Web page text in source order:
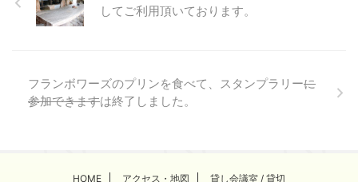
してご利用頂いております。
フランボワーズのプリンを食べて、スタンプラリーに
参加できますは終了しました。
HOME アクセス・地図 貸し会議室 / 貸切